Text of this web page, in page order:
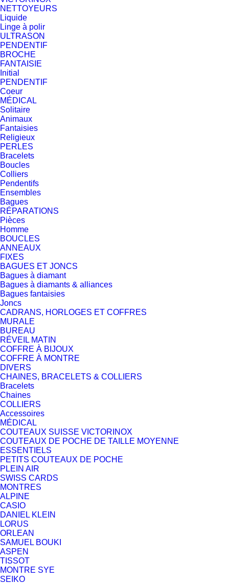
NETTOYEURS
Liquide
Linge à polir
ULTRASON
PENDENTIF
BROCHE
FANTAISIE
Initial
PENDENTIF
Coeur
MÉDICAL
Solitaire
Animaux
Fantaisies
Religieux
PERLES
Bracelets
Boucles
Colliers
Pendentifs
Ensembles
Bagues
RÉPARATIONS
Pièces
Homme
BOUCLES
ANNEAUX
FIXES
BAGUES ET JONCS
Bagues à diamant
Bagues à diamants & alliances
Bagues fantaisies
Joncs
CADRANS, HORLOGES ET COFFRES
MURALE
BUREAU
RÉVEIL MATIN
COFFRE À BIJOUX
COFFRE À MONTRE
DIVERS
CHAINES, BRACELETS & COLLIERS
Bracelets
Chaines
COLLIERS
Accessoires
MÉDICAL
COUTEAUX SUISSE VICTORINOX
COUTEAUX DE POCHE DE TAILLE MOYENNE
ESSENTIELS
PETITS COUTEAUX DE POCHE
PLEIN AIR
SWISS CARDS
MONTRES
ALPINE
CASIO
DANIEL KLEIN
LORUS
ORLEAN
SAMUEL BOUKI
ASPEN
TISSOT
MONTRE SYE
SEIKO